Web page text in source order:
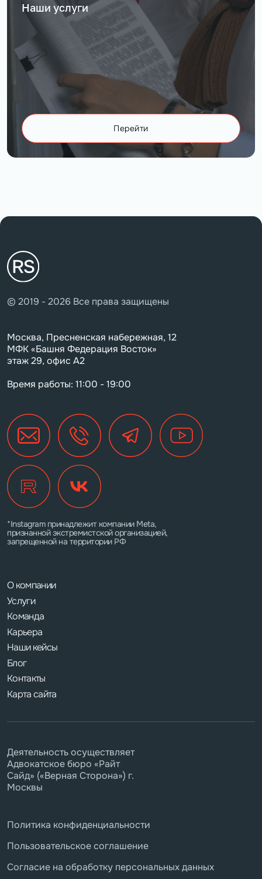
Наши услуги
Перейти
© 2019 - 2026 Все права защищены
Москва, Пресненская набережная, 12
МФК «Башня Федерация Восток»
этаж 29, офис А2
Время работы: 11:00 - 19:00
О компании
Услуги
Команда
Карьера
Наши кейсы
Блог
Контакты
Карта сайта
*Instagram принадлежит компании Meta,
признанной экстремистской организацией,
запрещенной на территории РФ
Деятельность осуществляет
Адвокатское бюро «Райт
Сайд» («Верная Сторона») г.
Москвы
Политика конфиденциальности
Пользовательское соглашение
Согласие на обработку персональных данных